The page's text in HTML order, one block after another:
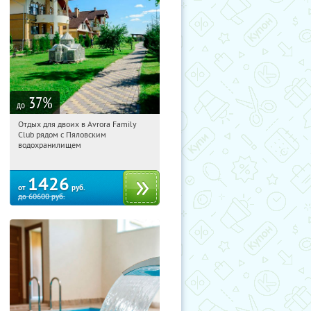
до 37%
12:05:53 Купили:
Московская обл., Мытищинский р-н,
Отдых для двоих в Avrora Family
Club рядом с Пяловским
водохранилищем
от 1426 руб.
до60600руб.